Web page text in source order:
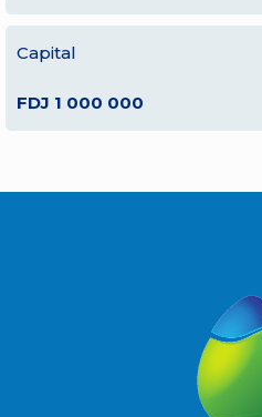
Capital
FDJ 1 000 000